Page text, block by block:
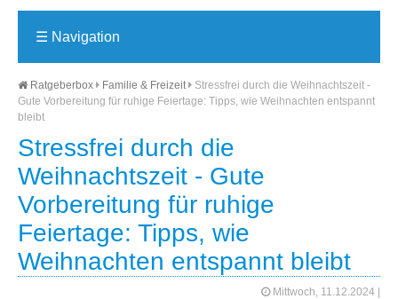
☰ Navigation
Ratgeberbox Familie & Freizeit
Stressfrei durch die Weihnachtszeit -
Gute Vorbereitung für ruhige Feiertage: Tipps, wie Weihnachten entspannt
bleibt
Stressfrei durch die
Weihnachtszeit - Gute
Vorbereitung für ruhige
Feiertage: Tipps, wie
Weihnachten entspannt bleibt
Mittwoch, 11.12.2024